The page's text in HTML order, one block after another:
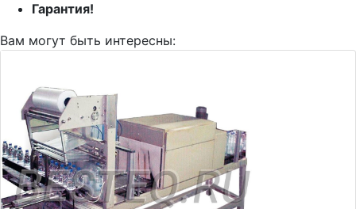
Гарантия!
Вам могут быть интересны: